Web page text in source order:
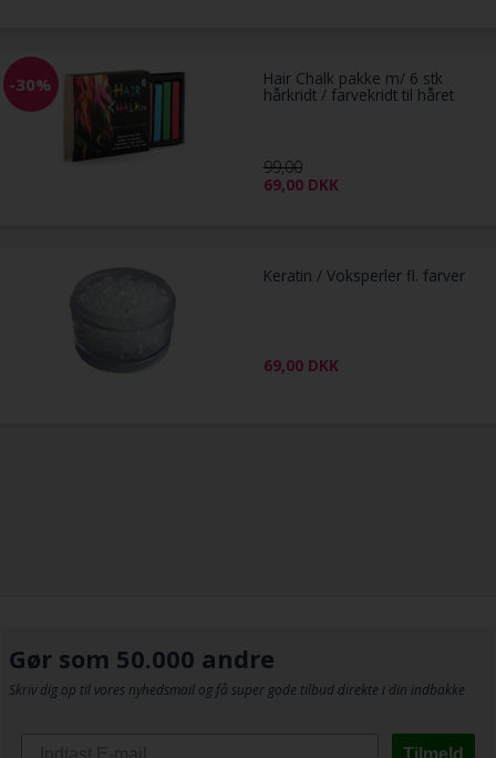
-30% Hair Chalk pakke m/ 6 stk
hårkridt / farvekridt til håret
99,00
69,00 DKK
Keratin / Voksperler fl. farver
69,00 DKK
Gør som 50.000 andre
Skriv dig op til vores nyhedsmail og få super gode tilbud direkte i din indbakke